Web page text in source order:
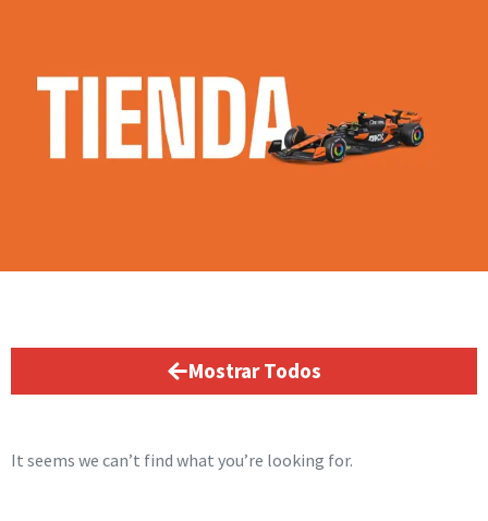
Mostrar Todos
It seems we can’t find what you’re looking for.